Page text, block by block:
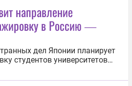
с беспилотниками. По
способствует убийству...
направление
в Россию ―
дел Японии планирует
студентов университетов
стажировки в Россию. Об
Asahi. Студенческая